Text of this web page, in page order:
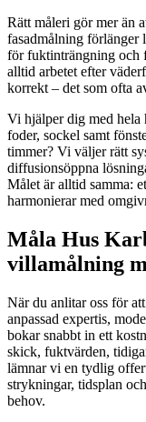
Rätt måleri gör mer än
fasadmålning förlänger
för fuktinträngning och
alltid arbetet efter
korrekt – det som ofta
Vi hjälper dig med hela
foder, sockel samt
timmer? Vi väljer rätt
diffusionsöppna
Målet är alltid samma:
harmonierar med
Måla Hus
villamålning
När du anlitar oss för
anpassad expertis,
bokar snabbt in ett
skick, fuktvärden,
lämnar vi en tydlig
strykningar, tidsplan
behov.